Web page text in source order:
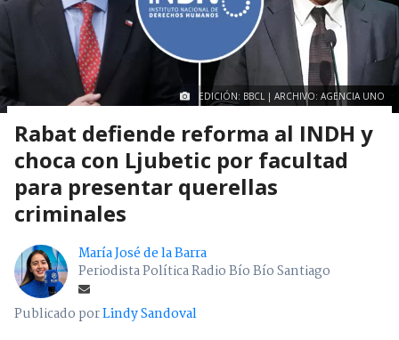
EDICIÓN: BBCL | ARCHIVO: AGENCIA UNO
Rabat defiende reforma al INDH y
choca con Ljubetic por facultad
para presentar querellas
criminales
María José de la Barra
Periodista Política Radio Bío Bío Santiago
Publicado porLindy Sandoval